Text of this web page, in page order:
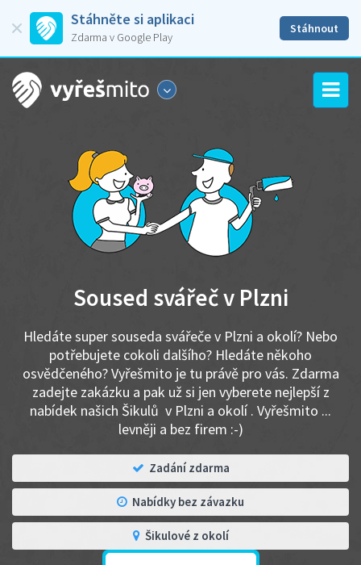
Stáhněte si aplikaci
Zdarma v Google Play
Stáhnout
Soused svářeč v Plzni
Hledáte super souseda svářeče v Plzni a okolí? Nebo
potřebujete cokoli dalšího? Hledáte někoho
osvědčeného? Vyřešmito je tu právě pro vás. Zdarma
zadejte zakázku a pak už si jen vyberete nejlepší z
nabídek našich Šikulů v Plzni a okolí . Vyřešmito ...
levněji a bez firem :-)
Zadání zdarma
Nabídky bez závazku
Šikulové z okolí